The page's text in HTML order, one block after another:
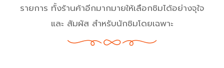
รายการ ทั้งร้านค้าอีกมากมายให้เลือกชิมได้อย่างจุใจ
และ สัมผัส สำหรับนักชิมโดยเฉพาะ